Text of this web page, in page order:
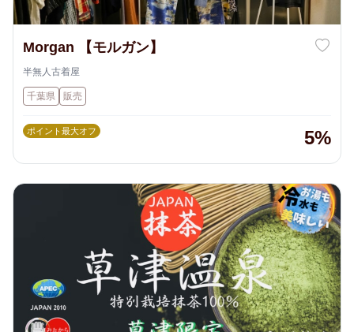
Morgan 【モルガン】
半無人古着屋
千葉県 販売
ポイント最大オフ 5%